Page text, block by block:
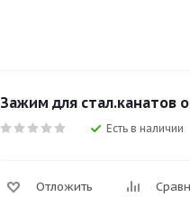
Зажим для стал.канатов
Есть в наличии
Отложить